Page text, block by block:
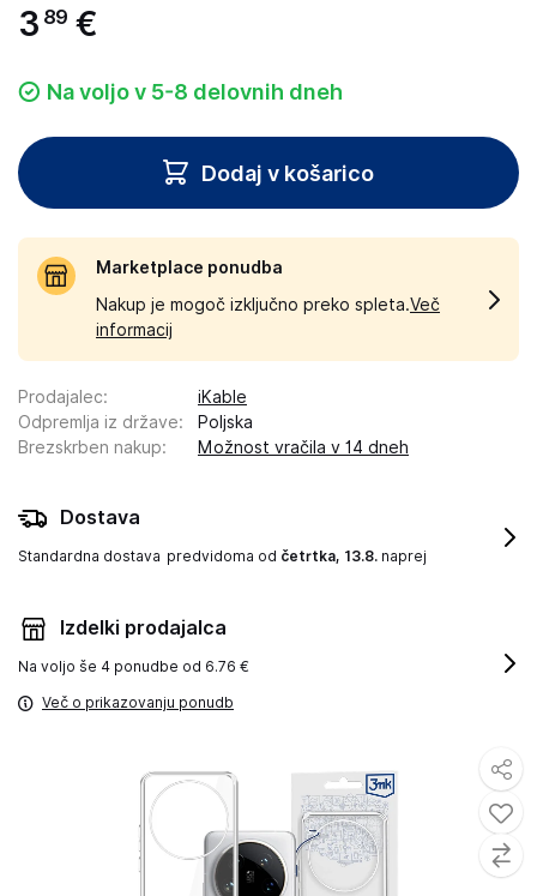
3 89 €
Na voljo v 5-8 delovnih dneh
Dodaj v košarico
Marketplace ponudba
Nakup je mogoč izključno preko spleta.Več
informacij
Prodajalec:
iKable
Odpremlja iz države:
Poljska
Brezskrben nakup: Možnost vračila v 14 dneh
Dostava
Standardna dostava predvidoma od četrtka, 13.8. naprej
Izdelki prodajalca
Na voljo še 4 ponudbe od 6.76 €
Več o prikazovanju ponudb